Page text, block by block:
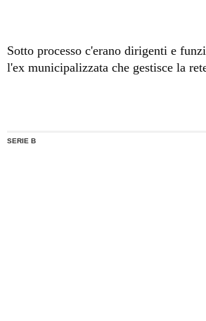
Sotto processo c'erano dirigenti e
l'ex municipalizzata che gestisce la
colpevoli.
SERIE B